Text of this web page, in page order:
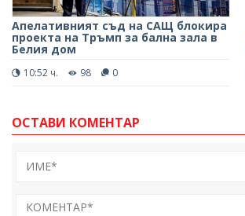
Апелативният съд на САЩ блокира
проекта на Тръмп за бална зала в
Белия дом
10:52 ч. 98 0
ОСТАВИ КОМЕНТАР